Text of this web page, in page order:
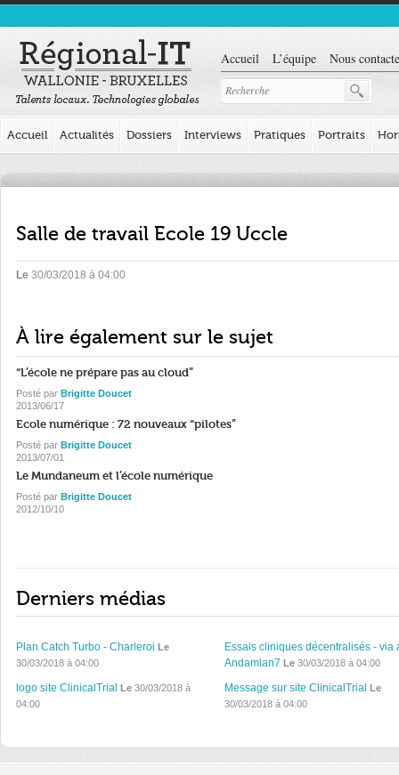
Accueil L’équipe Nous
Accueil Actualités Dossiers Interviews Pratiques Portraits
Salle de travail Ecole 19 Uccle
Le 30/03/2018 à 04:00
À lire également sur le sujet
“L’école ne prépare pas au cloud”
Posté par Brigitte Doucet
2013/06/17
Ecole numérique : 72 nouveaux “pilotes”
Posté par Brigitte Doucet
2013/07/01
Le Mundaneum et l’école numérique
Posté par Brigitte Doucet
2012/10/10
Derniers médias
Plan Catch Turbo - Charleroi Le
30/03/2018 à 04:00
Essais cliniques décentralisés - via
Andamlan7 Le30/03/2018 à 04:00
logo site ClinicalTrial Le 30/03/2018 à
04:00
Message sur site ClinicalTrial Le
30/03/2018 à 04:00